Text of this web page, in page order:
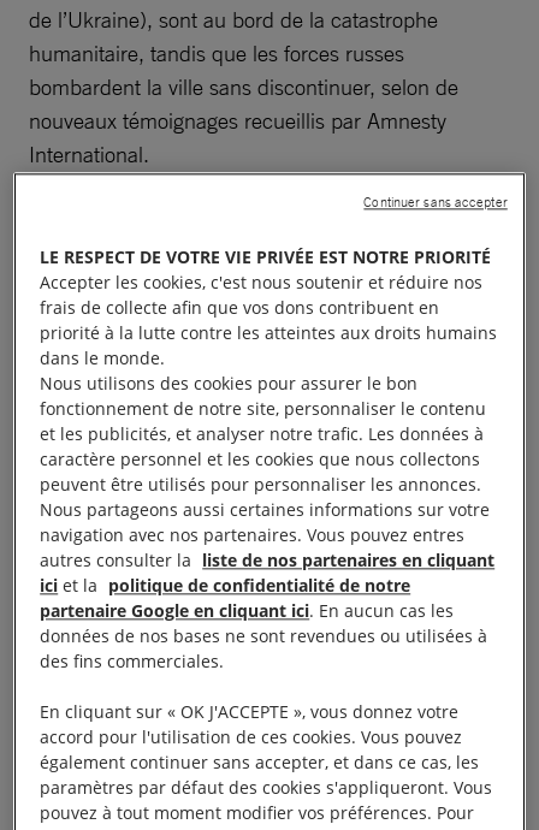
de l’Ukraine), sont au bord de la catastrophe
humanitaire, tandis que les forces russes
bombardent la ville sans discontinuer, selon de
nouveaux témoignages recueillis par Amnesty
International.
Les résident·e·s d’Izioum se trouvent dans une
situation de siège depuis le 28 février, et se disent
arrivés au point de rupture face à la diminution des
réserves d’eau et de nourriture, à l’heure où les
civil·e·s se trouvant toujours sur place se cachent
dans leurs sous-sols.
Entre les 9 et 12 mars, Amnesty International a
recueilli les témoignages de 26 résident·e·s
d’Izioum, immédiatement après leur évacuation vers
Sviatohirsk, une ville de la région de Donetsk restant
largement sous le contrôle de l’Ukraine et visée par
des tirs russes incessants.
ukrainiens sont la cible d’attaques impitoyables, et
les habitant·e·s aux abois se trouvent pris entre deux
feux ou assiégés et attaqués par les forces russes»,
a déclaré Marie Struthers, directrice pour l’Europe
LE RESPECT DE VOTRE VIE PRIVÉE EST NOTRE PRIORITÉ
Accepter les cookies, c'est nous soutenir et réduire nos
frais de collecte afin que vos dons contribuent en
priorité à la lutte contre les atteintes aux droits humains
dans le monde.
Nous utilisons des cookies pour assurer le bon
fonctionnement de notre site, personnaliser le contenu
et les publicités, et analyser notre trafic. Les données à
caractère personnel et les cookies que nous collectons
peuvent être utilisés pour personnaliser les annonces.
Nous partageons aussi certaines informations sur votre
navigation avec nos partenaires. Vous pouvez entres
autres consulter la liste de nos partenaires en cliquant
ici et la politique de confidentialité de notre
partenaire Google en cliquant ici. En aucun cas les
données de nos bases ne sont revendues ou utilisées à
des fins commerciales.
En cliquant sur « OK J'ACCEPTE », vous donnez votre
accord pour l'utilisation de ces cookies. Vous pouvez
également continuer sans accepter, et dans ce cas, les
paramètres par défaut des cookies s'appliqueront. Vous
pouvez à tout moment modifier vos préférences. Pour
Continuer sans accepter